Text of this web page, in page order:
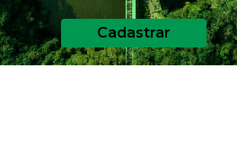
Cadastrar